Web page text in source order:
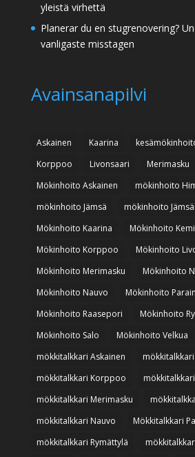
yleistä virhettä
Planerar du en stugrenovering?
vanligaste misstagen
Avainsanapilvi
Askainen Kaarina
Korppoo
Livonsaari Merimasku
Mökinhoito Askainen
mökinhoito
mökinhoito Jämsä
mökinhoito
Mökinhoito Kaarina
Mökinhoito
Mökinhoito Korppoo
Mökinhoito
Mökinhoito Merimasku
Mökinhoito
Mökinhoito Nauvo
Mökinhoito
Mökinhoito Raasepori
Mökinhoito
Mökinhoito Salo
Mökinhoito Velkua
mökkitalkkari Askainen
mökkitalkkari Korppoo
mökkitalkkari Merimasku
mökkitalkkari Nauvo
Mökkitalkkari
mökkitalkkari Rymättylä